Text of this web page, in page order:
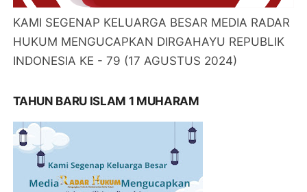
KAMI SEGENAP KELUARGA BESAR MEDIA RADAR
HUKUM MENGUCAPKAN DIRGAHAYU REPUBLIK
INDONESIA KE - 79 (17 AGUSTUS 2024)
TAHUN BARU ISLAM 1 MUHARAM